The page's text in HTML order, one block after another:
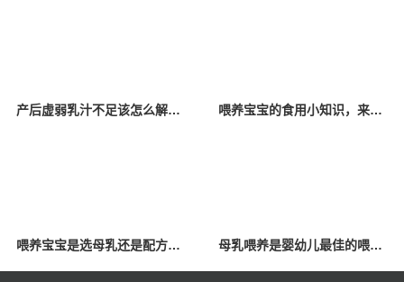
产后虚弱乳汁不足该怎么解决？ 喂养宝宝的食用小知识，来看→
喂养宝宝是选母乳还是配方奶？ 母乳喂养是婴幼儿最佳的喂养方式